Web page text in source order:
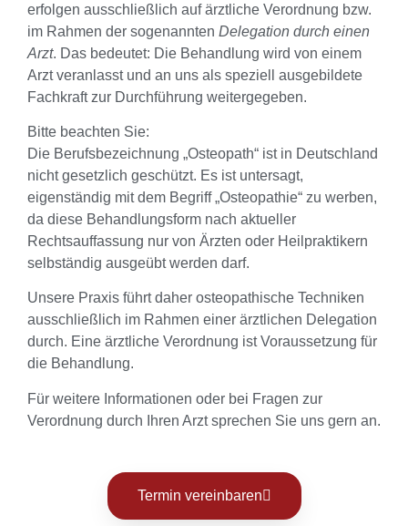
erfolgen ausschließlich auf ärztliche Verordnung bzw.
im Rahmen der sogenannten Delegation durch einen
Arzt. Das bedeutet: Die Behandlung wird von einem
Arzt veranlasst und an uns als speziell ausgebildete
Fachkraft zur Durchführung weitergegeben.
Bitte beachten Sie:
Die Berufsbezeichnung „Osteopath“ ist in Deutschland
nicht gesetzlich geschützt. Es ist untersagt,
eigenständig mit dem Begriff „Osteopathie“ zu werben,
da diese Behandlungsform nach aktueller
Rechtsauffassung nur von Ärzten oder Heilpraktikern
selbständig ausgeübt werden darf.
Unsere Praxis führt daher osteopathische Techniken
ausschließlich im Rahmen einer ärztlichen Delegation
durch. Eine ärztliche Verordnung ist Voraussetzung für
die Behandlung.
Für weitere Informationen oder bei Fragen zur
Verordnung durch Ihren Arzt sprechen Sie uns gern an.
Termin vereinbaren